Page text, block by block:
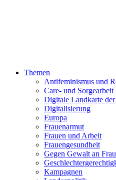
Themen
Antifeminismus und
Care- und Sorgearbeit
Digitale Landkarte
Digitalisierung
Europa
Frauenarmut
Frauen und Arbeit
Frauengesundheit
Gegen Gewalt an
Kampagnen